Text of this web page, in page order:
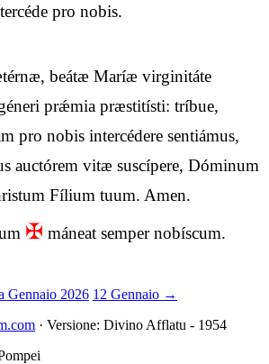
pro nobis.
beátæ Maríæ virginitáte
prǽmia præstitísti: tríbue,
pro nobis intercédere sentiámus,
auctórem vitæ suscípere, Dóminum
Fílium tuum. Amen.
✠ máneat semper nobíscum.
Gennaio 2026 12 Gennaio →
· Versione: Divino Afflatu - 1954